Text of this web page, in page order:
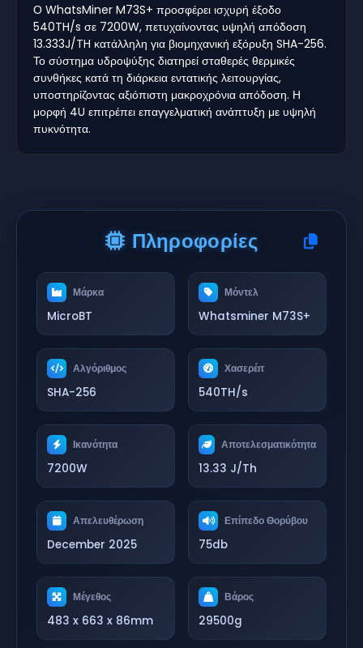
Ο WhatsMiner M73S+ προσφέρει ισχυρή έξοδο
540TH/s σε 7200W, πετυχαίνοντας υψηλή απόδοση
13.333J/TH κατάλληλη για βιομηχανική εξόρυξη SHA-256.
Το σύστημα υδροψύξης διατηρεί σταθερές θερμικές
συνθήκες κατά τη διάρκεια εντατικής λειτουργίας,
υποστηρίζοντας αξιόπιστη μακροχρόνια απόδοση. Η
μορφή 4U επιτρέπει επαγγελματική ανάπτυξη με υψηλή
πυκνότητα.
Πληροφορίες
Μάρκα
MicroBT
Μόντελ
Whatsminer M73S+
Αλγόριθμος
SHA-256
Χασερέιτ
540TH/s
Ικανότητα
7200W
Αποτελεσματικότητα
13.33 J/Th
Απελευθέρωση
December 2025
Επίπεδο Θορύβου
75db
Μέγεθος
483 x 663 x 86mm
Βάρος
29500g